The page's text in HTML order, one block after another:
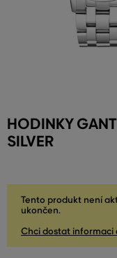
HODINKY
SILVER
Tento produkt není
ukončen.
Chci dostat informaci